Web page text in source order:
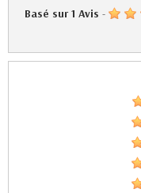
Basé sur1 Avis -